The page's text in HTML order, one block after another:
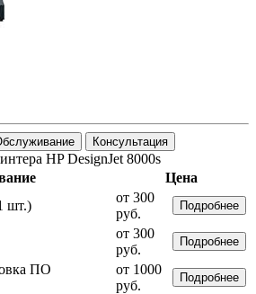
Консультация
HP DesignJet 8000s
Цена
шт.)
от 300
руб.
Подробнее
от 300
руб.
Подробнее
ПО
от 1000
руб.
Подробнее